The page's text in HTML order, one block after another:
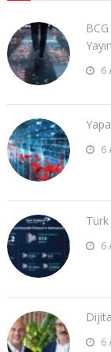
6
6
Türk
6
6